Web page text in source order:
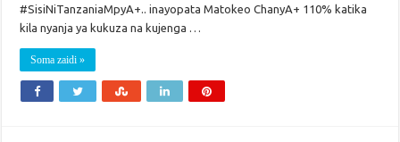
#SisiNiTanzaniaMpyA+.. inayopata Matokeo ChanyA+ 110% katika
kila nyanja ya kukuza na kujenga …
Soma zaidi »